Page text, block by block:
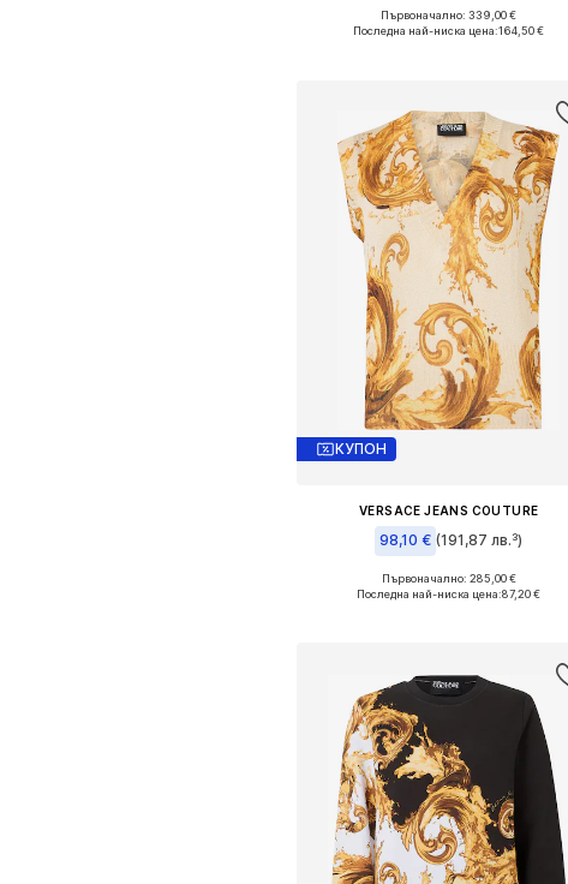
Налични размери: S, M, L
Първоначално: 339,00 €
Последна най-ниска цена:164,50 €
КУПОН
VERSACE JEANS COUTURE
98,10 € (191,87 лв.³)
Налични размери: S, M, L, XL
Първоначално: 285,00 €
Последна най-ниска цена:87,20 €